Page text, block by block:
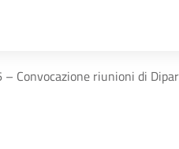
– Convocazione riunioni di